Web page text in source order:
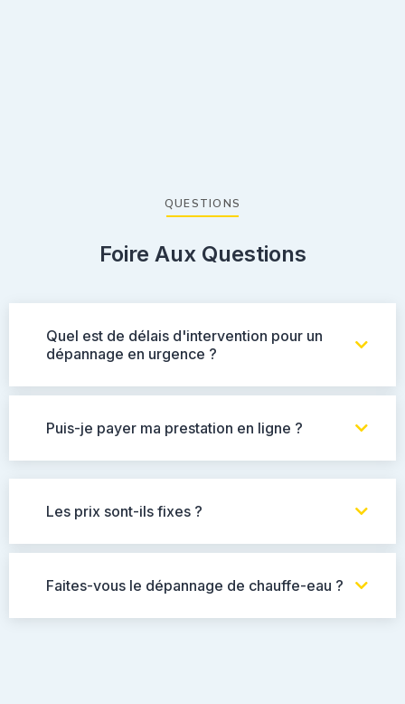
QUESTIONS
Foire Aux Questions
Quel est de délais d'intervention pour un
dépannage en urgence ?
Puis-je payer ma prestation en ligne ?
Les prix sont-ils fixes ?
Faites-vous le dépannage de chauffe-eau ?